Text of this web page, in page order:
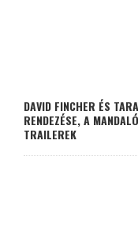
DAVID FINCHER ÉS
RENDEZÉSE, A
TRAILEREK